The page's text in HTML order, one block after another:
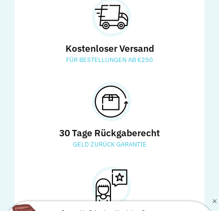
Kostenloser Versand
FÜR BESTELLUNGEN AB €250
30 Tage Rückgaberecht
GELD ZURÜCK GARANTIE